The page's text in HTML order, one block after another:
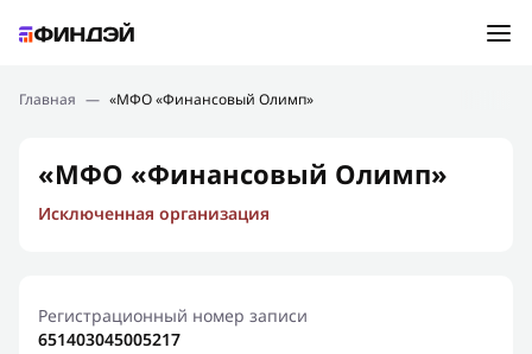
Подбор займа
Новости
Финансовое просвещение
Главная — «МФО «Финансовый Олимп»
«МФО «Финансовый Олимп»
Исключенная организация
Регистрационный номер записи
651403045005217
Ошибка:Контактная форма не найдена.
Спасибо, что написали нам
Мы свяжемся с Вами в ближайшее время и сообщим
результат
Отправить новый запрос